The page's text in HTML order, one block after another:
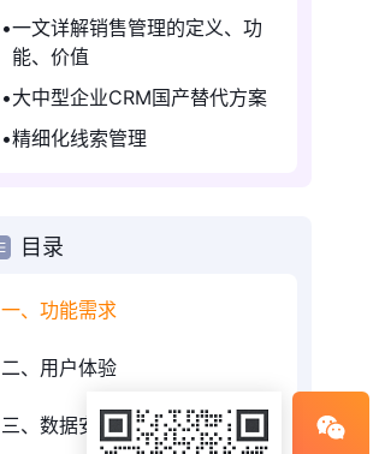
一文详解销售管理的定义、功
能、价值
大中型企业CRM国产替代方案
精细化线索管理
目录
一、功能需求
二、用户体验
三、数据安全